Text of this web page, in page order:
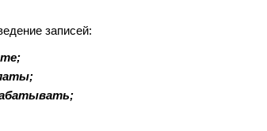
записей: